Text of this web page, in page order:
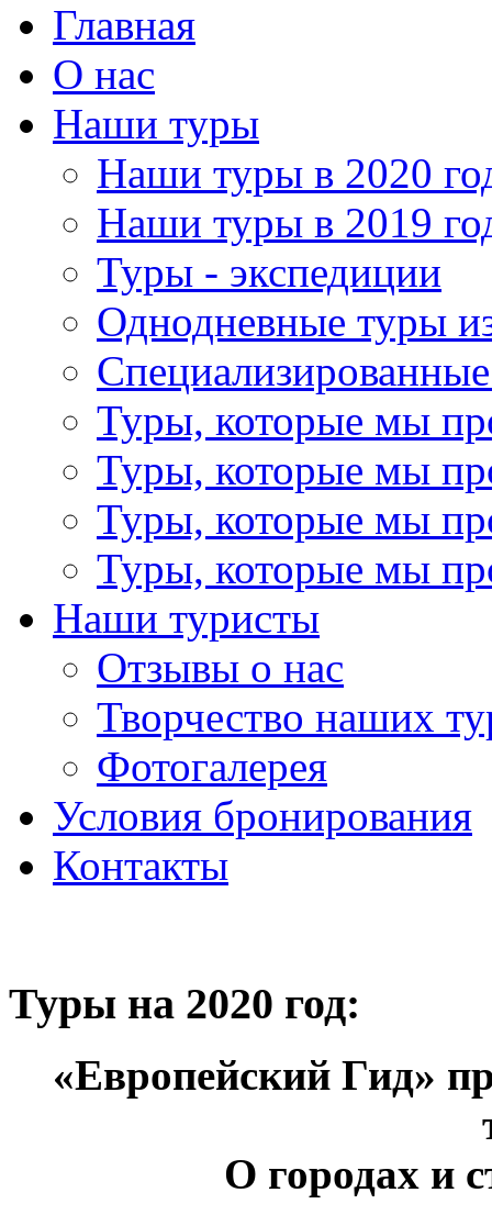
Главная
О нас
Наши туры
Наши туры в 2020
Наши туры в 2019
Туры - экспедиции
Однодневные туры
Туры, которые мы
Туры, которые мы
Туры, которые мы
Туры, которые мы
Наши туристы
Отзывы о нас
Творчество наших
Фотогалерея
Условия бронирования
Контакты
Туры на 2020 год:
«Европейский Гид»
О городах и